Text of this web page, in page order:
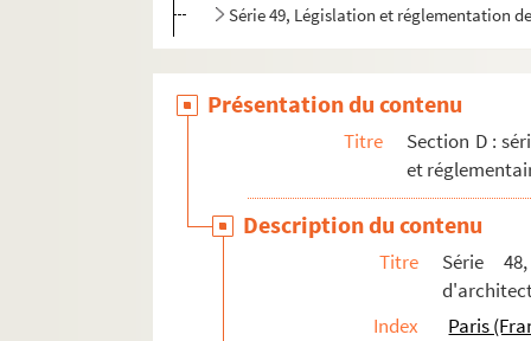
Série 49, Législation et réglementation
Présentation du contenu
Titre
Section D :
et
Description du contenu
Titre
Série
Index
Paris